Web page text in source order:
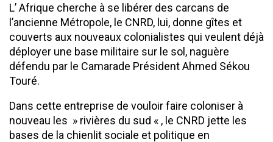
L’ Afrique cherche à se libérer des carcans de
l’ancienne Métropole, le CNRD, lui, donne gîtes et
couverts aux nouveaux colonialistes qui veulent déjà
déployer une base militaire sur le sol, naguère
défendu par le Camarade Président Ahmed Sékou
Touré.
Dans cette entreprise de vouloir faire coloniser à
nouveau les » rivières du sud « , le CNRD jette les
bases de la chienlit sociale et politique en